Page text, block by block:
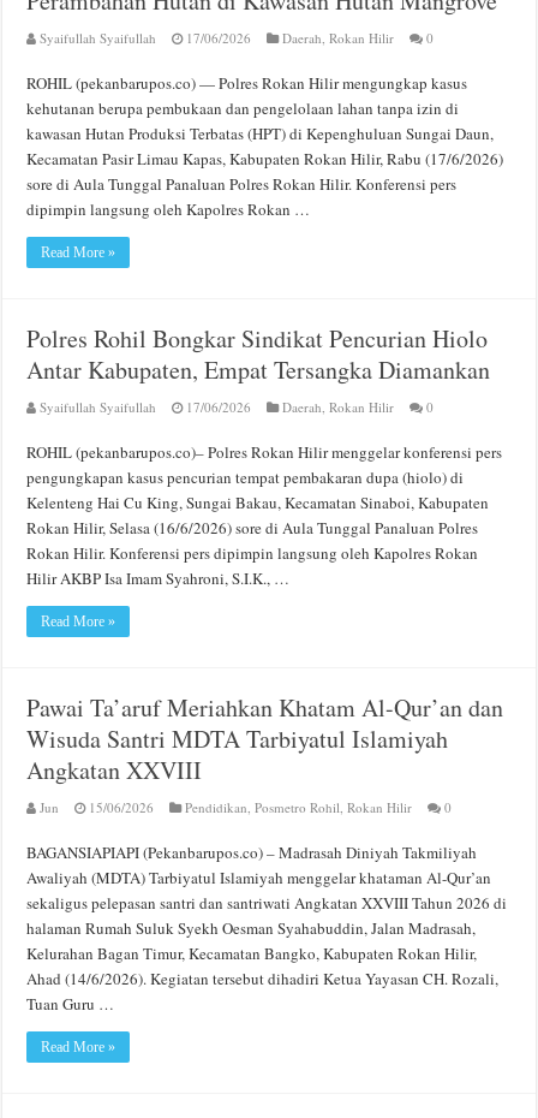
Syaifullah Syaifullah 17/06/2026 Daerah,Rokan Hilir 0
ROHIL (pekanbarupos.co) — Polres Rokan Hilir mengungkap kasus
kehutanan berupa pembukaan dan pengelolaan lahan tanpa izin di
kawasan Hutan Produksi Terbatas (HPT) di Kepenghuluan Sungai Daun,
Kecamatan Pasir Limau Kapas, Kabupaten Rokan Hilir, Rabu (17/6/2026)
sore di Aula Tunggal Panaluan Polres Rokan Hilir. Konferensi pers
dipimpin langsung oleh Kapolres Rokan …
Read More »
Polres Rohil Bongkar Sindikat Pencurian Hiolo
Antar Kabupaten, Empat Tersangka Diamankan
Syaifullah Syaifullah 17/06/2026 Daerah,Rokan Hilir 0
ROHIL (pekanbarupos.co)– Polres Rokan Hilir menggelar konferensi pers
pengungkapan kasus pencurian tempat pembakaran dupa (hiolo) di
Kelenteng Hai Cu King, Sungai Bakau, Kecamatan Sinaboi, Kabupaten
Rokan Hilir, Selasa (16/6/2026) sore di Aula Tunggal Panaluan Polres
Rokan Hilir. Konferensi pers dipimpin langsung oleh Kapolres Rokan
Hilir AKBP Isa Imam Syahroni, S.I.K., …
Read More »
Pawai Ta’aruf Meriahkan Khatam Al-Qur’an dan
Wisuda Santri MDTA Tarbiyatul Islamiyah
Angkatan XXVIII
Jun 15/06/2026 Pendidikan,Posmetro Rohil,Rokan Hilir 0
BAGANSIAPIAPI (Pekanbarupos.co) – Madrasah Diniyah Takmiliyah
Awaliyah (MDTA) Tarbiyatul Islamiyah menggelar khataman Al-Qur’an
sekaligus pelepasan santri dan santriwati Angkatan XXVIII Tahun 2026 di
halaman Rumah Suluk Syekh Oesman Syahabuddin, Jalan Madrasah,
Kelurahan Bagan Timur, Kecamatan Bangko, Kabupaten Rokan Hilir,
Ahad (14/6/2026). Kegiatan tersebut dihadiri Ketua Yayasan CH. Rozali,
Tuan Guru …
Read More »